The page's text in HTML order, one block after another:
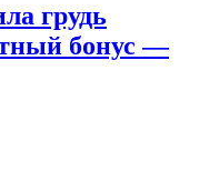
грудь
бонус —